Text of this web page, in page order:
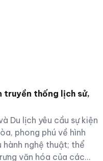
truyền thống lịch sử,
Du lịch yêu cầu sự kiện
phong phú về hình
hành nghệ thuật; thể
văn hóa của các